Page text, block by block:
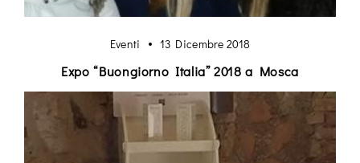
Eventi 13 Dicembre 2018
Expo “Buongiorno Italia” 2018 a Mosca